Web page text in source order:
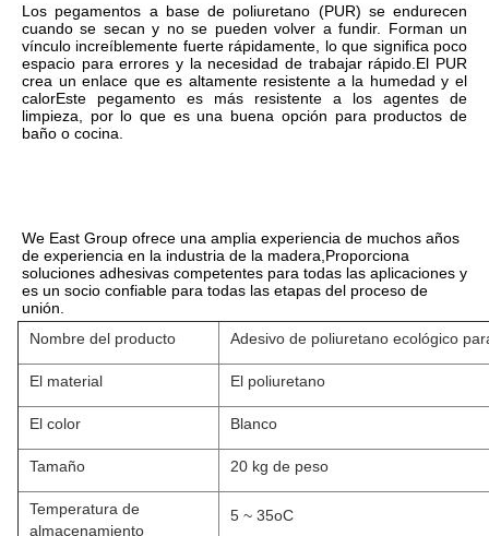
Los pegamentos a base de poliuretano (PUR) se endurecen
cuando se secan y no se pueden volver a fundir. Forman un
vínculo increíblemente fuerte rápidamente, lo que significa poco
espacio para errores y la necesidad de trabajar rápido.El PUR
crea un enlace que es altamente resistente a la humedad y el
calorEste pegamento es más resistente a los agentes de
limpieza, por lo que es una buena opción para productos de
baño o cocina.
We East Group ofrece una amplia experiencia de muchos años
de experiencia en la industria de la madera,Proporciona
soluciones adhesivas competentes para todas las aplicaciones y
es un socio confiable para todas las etapas del proceso de
unión.
Nombre del producto
Adesivo de poliuretano ecológico
El material El poliuretano
El color Blanco
Tamaño 20 kg de peso
Temperatura de
almacenamiento
5 ~ 35oC